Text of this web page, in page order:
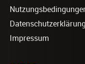
Datenschutzerklärung
Impressum